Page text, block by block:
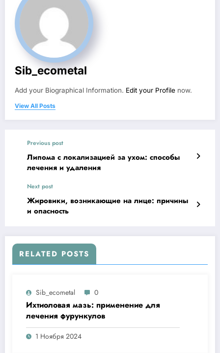
Sib_ecometal
Add your Biographical Information. Edit your Profile now.
View All Posts
Previous post
Липома с локализацией за ухом: способы
лечения и удаления
Next post
Жировики, возникающие на лице: причины
и опасность
RELATED POSTS
Sib_ecometal 0
Ихтиоловая мазь: применение для
лечения фурункулов
1 Ноября 2024